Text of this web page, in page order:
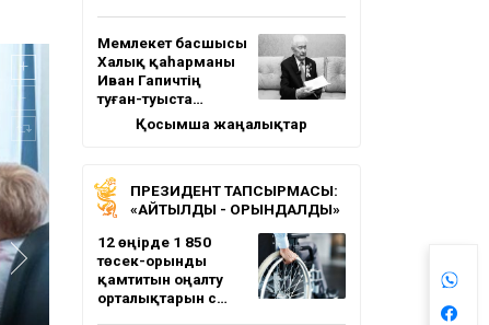
Мемлекет басшысы
Халық қаһарманы
Иван Гапичтің
туған-туыста…
Қосымша жаңалықтар
ПРЕЗИДЕНТ ТАПСЫРМАСЫ:
«АЙТЫЛДЫ - ОРЫНДАЛДЫ»
12 өңірде 1 850
төсек-орынды
қамтитын оңалту
орталықтарын с…